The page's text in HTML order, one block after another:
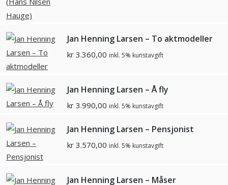
Jan Henning Larsen – To aktmodeller
kr 3.360,00 inkl. 5% kunstavgift
Jan Henning Larsen – Å fly
kr 3.990,00 inkl. 5% kunstavgift
Jan Henning Larsen – Pensjonist
kr 3.570,00 inkl. 5% kunstavgift
Jan Henning Larsen – Måser